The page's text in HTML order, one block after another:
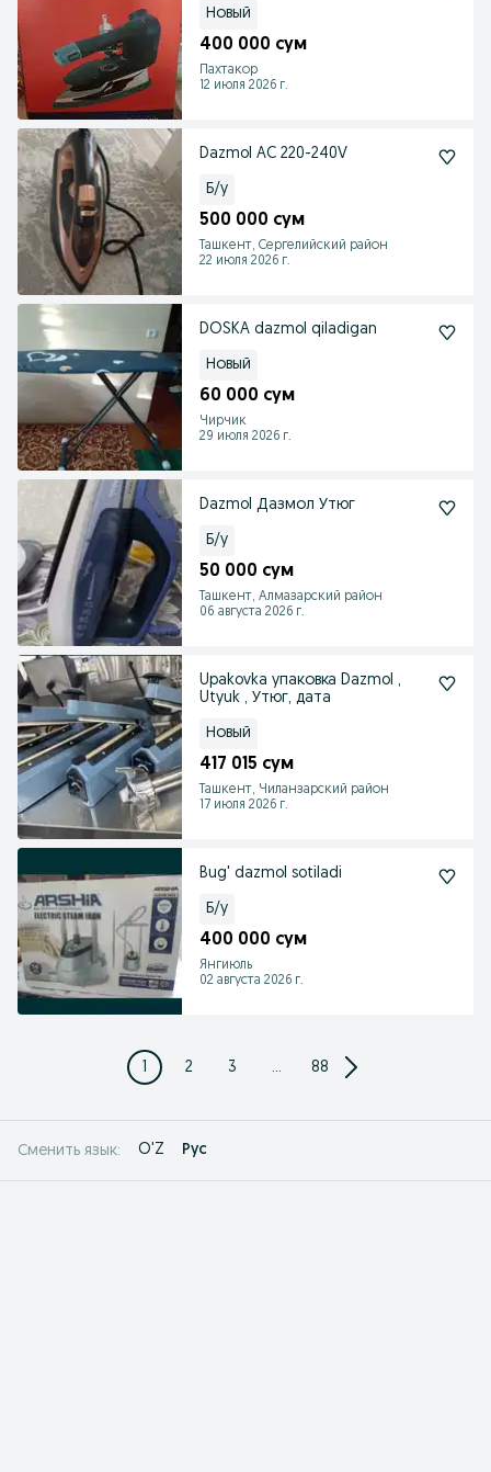
Новый
400 000 сум
Пахтакор
12 июля 2026 г.
Dazmol AC 220-240V
Б/у
500 000 сум
Ташкент, Сергелийский район
22 июля 2026 г.
DOSKA dazmol qiladigan
Новый
60 000 сум
Чирчик
29 июля 2026 г.
Dazmol Дазмол Утюг
Б/у
50 000 сум
Ташкент, Алмазарский район
06 августа 2026 г.
Upakovka упаковка Dazmol ,
Utyuk , Утюг, дата
Новый
417 015 сум
Ташкент, Чиланзарский район
17 июля 2026 г.
Bug' dazmol sotiladi
Б/у
400 000 сум
Янгиюль
02 августа 2026 г.
1 2 3 ... 88
Сменить язык: O'Z Рус